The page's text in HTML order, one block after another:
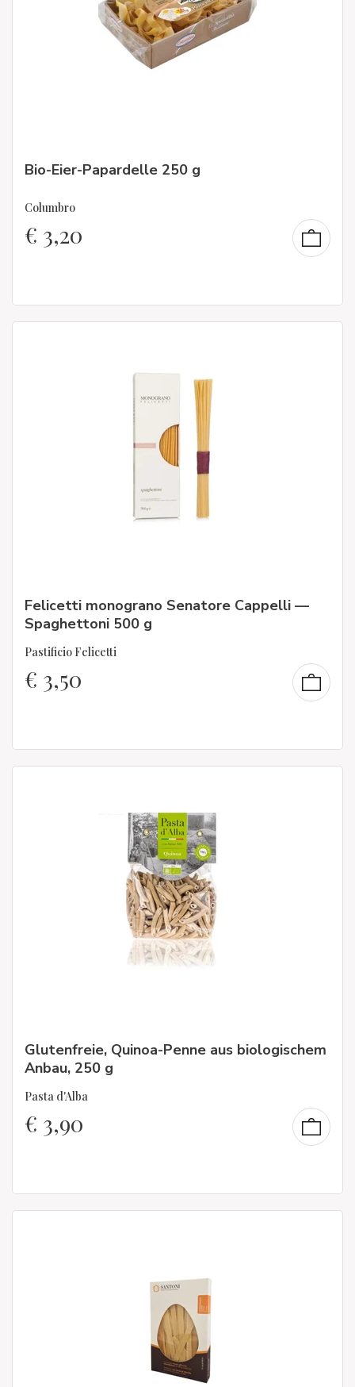
Bio-Eier-Papardelle 250 g
Columbro
€ 3,20
Felicetti monograno Senatore Cappelli —
Spaghettoni 500 g
Pastificio Felicetti
€ 3,50
Glutenfreie, Quinoa-Penne aus biologischem
Anbau, 250 g
Pasta d'Alba
€ 3,90